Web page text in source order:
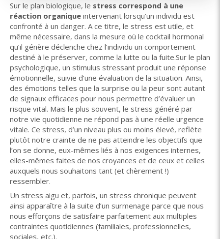
Sur le plan biologique, le stress correspond à une
réaction organique intervenant lorsqu’un individu est
confronté à un danger. A ce titre, le stress est utile, et
même nécessaire, dans la mesure où le cocktail hormonal
qu’il génère déclenche chez l’individu un comportement
destiné à le préserver, comme la lutte ou la fuite.Sur le plan
psychologique, un stimulus stressant produit une réponse
émotionnelle, suivie d’une évaluation de la situation. Ainsi,
des émotions telles que la surprise ou la peur sont autant
de signaux efficaces pour nous permettre d’évaluer un
risque vital. Mais le plus souvent, le stress généré par
notre vie quotidienne ne répond pas à une réelle urgence
vitale. Ce stress, d’un niveau plus ou moins élevé, reflète
plutôt notre crainte de ne pas atteindre les objectifs que
l’on se donne, eux-mêmes liés à nos exigences internes,
elles-mêmes faites de nos croyances et de ceux et celles
auxquels nous souhaitons tant (et chèrement !)
ressembler.
Un stress aigu et, parfois, un stress chronique peuvent
ainsi apparaître à la suite d’un surmenage parce que nous
nous efforçons de satisfaire parfaitement aux multiples
contraintes quotidiennes (familiales, professionnelles,
sociales, etc.).